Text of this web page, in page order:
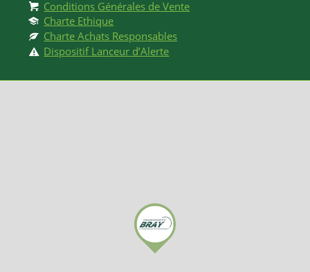
Conditions Générales de Vente
Charte Ethique
Charte Achats Responsables
Dispositif Lanceur d’Alerte